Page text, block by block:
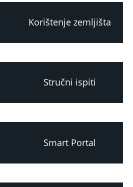
Korištenje zemljišta
Stručni ispiti
Smart Portal